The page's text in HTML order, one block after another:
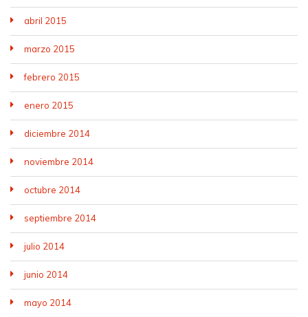
abril 2015
marzo 2015
febrero 2015
enero 2015
diciembre 2014
noviembre 2014
octubre 2014
septiembre 2014
julio 2014
junio 2014
mayo 2014